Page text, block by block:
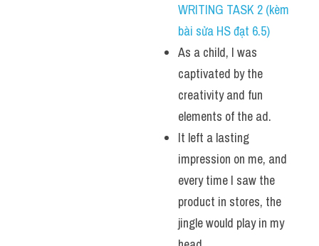
WRITING TASK 2 (kèm
bài sửa HS đạt 6.5)
As a child, I was
captivated by the
creativity and fun
elements of the ad.
It left a lasting
impression on me, and
every time I saw the
product in stores, the
jingle would play in my